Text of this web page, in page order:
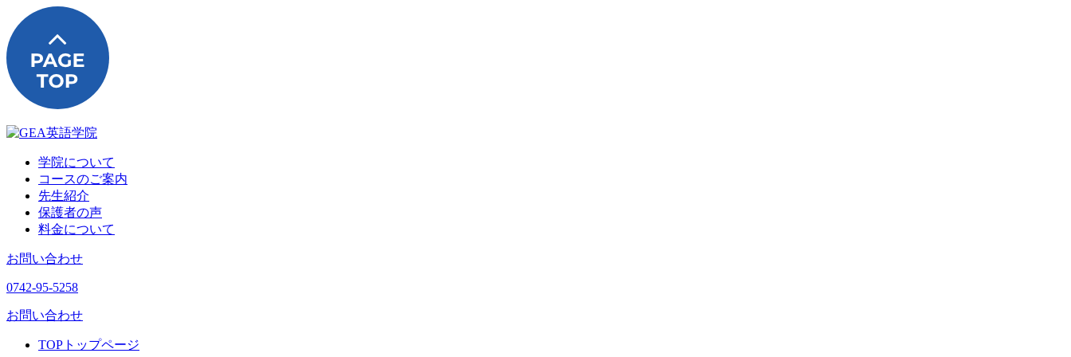
学院について
コースのご案内
先生紹介
保護者の声
料金について
お問い合わせ
0742-95-5258
お問い合わせ
TOP トップページ